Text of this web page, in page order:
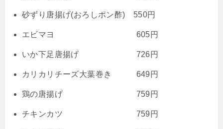
砂ずり唐揚げ(おろしポン酢) 550円
エビマヨ 605円
いか下足唐揚げ 726円
カリカリチーズ大葉巻き 649円
鶏の唐揚げ 759円
チキンカツ 759円